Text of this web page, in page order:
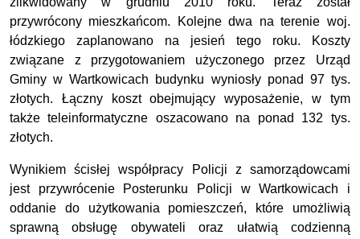
przywrócony mieszkańcom. Kolejne dwa na terenie woj.
łódzkiego zaplanowano na jesień tego roku.
Koszty
związane z przygotowaniem użyczonego przez Urząd
Gminy w Wartkowicach budynku wyniosły ponad 97 tys.
złotych. Łączny koszt obejmujący wyposażenie, w tym
także teleinformatyczne oszacowano na ponad 132 tys.
złotych.
Wynikiem ścisłej współpracy Policji z samorządowcami
jest przywrócenie Posterunku Policji w Wartkowicach i
oddanie do użytkowania pomieszczeń, które umożliwią
sprawną obsługę obywateli oraz ułatwią codzienną